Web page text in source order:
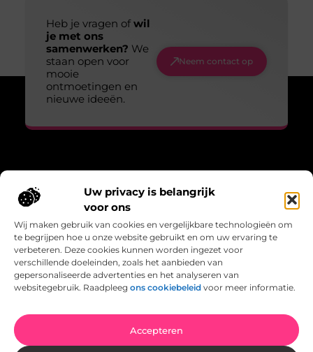
Uw privacy is belangrijk
voor ons
Wij maken gebruik van cookies en vergelijkbare technologieën om
te begrijpen hoe u onze website gebruikt en om uw ervaring te
verbeteren. Deze cookies kunnen worden ingezet voor
verschillende doeleinden, zoals het aanbieden van
gepersonaliseerde advertenties en het analyseren van
websitegebruik. Raadpleeg ons cookiebeleid voor meer informatie.
Accepteren
Heb je vragen ofwil
je met ons
samenwerken? We
staan open voor
mooie
ontmoetingen en
nieuwe ideeën.
Neem contact op
“Adem, wandel, leef – verhalen die bewegen.”
frisse gedachten en de kracht van beweging in het dagelijks
bestaan.
Bericht categorie